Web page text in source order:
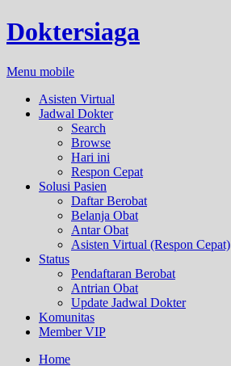
Doktersiaga
Menu mobile
Asisten Virtual
Jadwal Dokter
Search
Browse
Hari ini
Respon Cepat
Solusi Pasien
Daftar Berobat
Belanja Obat
Antar Obat
Asisten Virtual (Respon Cepat)
Status
Pendaftaran Berobat
Antrian Obat
Update Jadwal Dokter
Komunitas
Member VIP
Home